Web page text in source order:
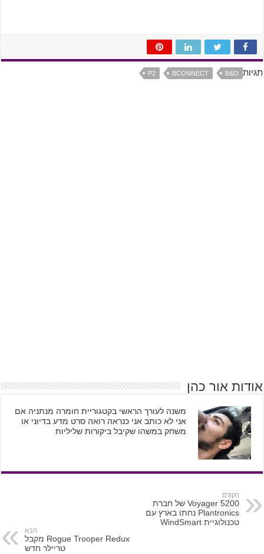
תגיות B&O
BCONNECT
P2
אודות אור כהן
משנה לעורך הראשי בקטגוריית חומרה מנתניה אם
אני לא כותב אני כנראה רואה סרט מדע בדיוני או
משחק במשהו שקיבל ביקורות שליליות
הקודם
Voyager 5200 של חברת
Plantronics נחתו בארץ עם
טכנולוגיית WindSmart
הבא
Rogue Trooper Redux מקבל
טריילר חדש